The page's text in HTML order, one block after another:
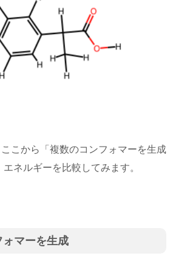
こから「複数のコンフォマーを生成
ネルギーを比較してみます。
マーを生成